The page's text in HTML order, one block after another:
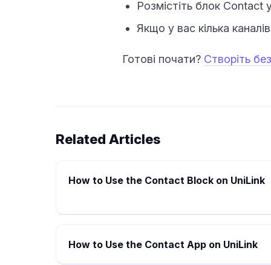
Розмістіть блок Contact
Якщо у вас кілька
Готові почати? Створіть
Related Articles
How to Use the Contact Block on UniLink
How to Use the Contact App on UniLink